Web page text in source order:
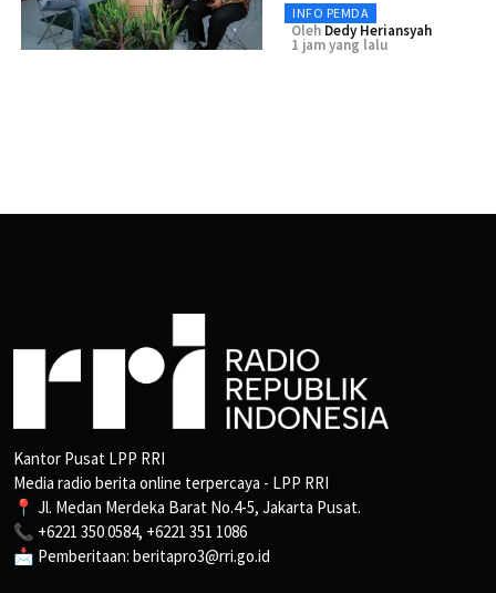
INFO PEMDA
Oleh Dedy Heriansyah
1 jam yang lalu
Kantor Pusat LPP RRI
Media radio berita online terpercaya - LPP RRI
📍 Jl. Medan Merdeka Barat No.4-5, Jakarta Pusat.
📞 +6221 350 0584, +6221 351 1086
📩 Pemberitaan: beritapro3@rri.go.id